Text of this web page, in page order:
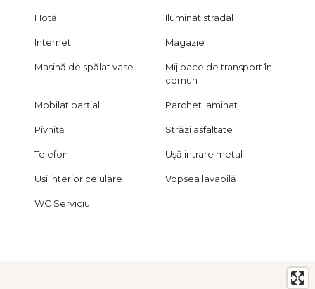
Hotă Iluminat stradal
Internet Magazie
Mașină de spălat vase
Mijloace de transport în
comun
Mobilat parțial Parchet laminat
Pivniță Străzi asfaltate
Telefon Ușă intrare metal
Uși interior celulare Vopsea lavabilă
WC Serviciu